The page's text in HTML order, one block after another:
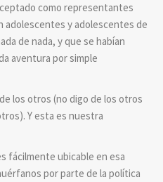
como representantes
adolescentes y adolescentes de
de nada, y que se habían
aventura por simple
los otros (no digo de los otros
Y esta es nuestra
fácilmente ubicable en esa
por parte de la política